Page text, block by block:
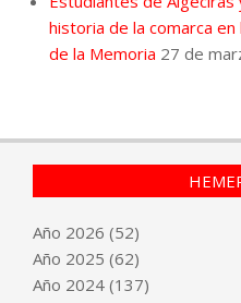
historia de la comarca en
de la Memoria 27 de
Año 2026 (52)
Año 2025 (62)
Año 2024 (137)